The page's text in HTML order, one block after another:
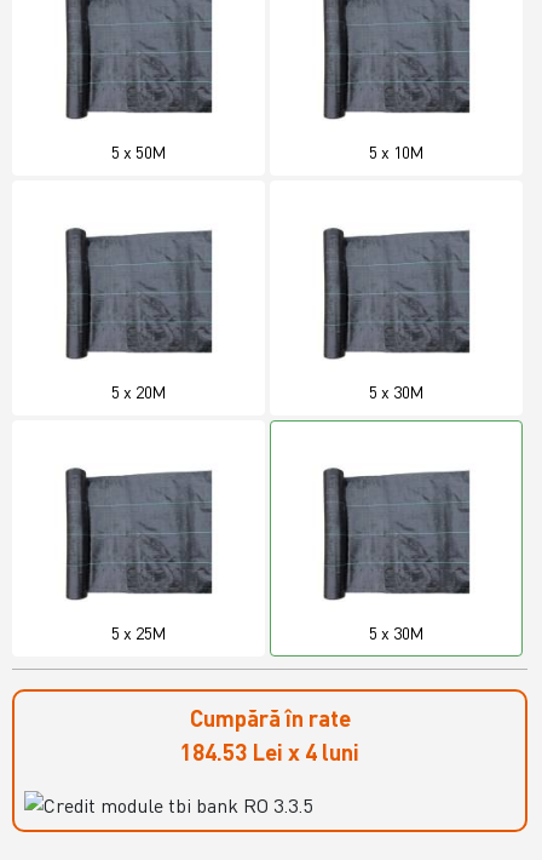
5 x 50M 5 x 10M
5 x 20M 5 x 30M
5 x 25M 5 x 30M
Cumpără în rate
184.53 Lei x 4 luni